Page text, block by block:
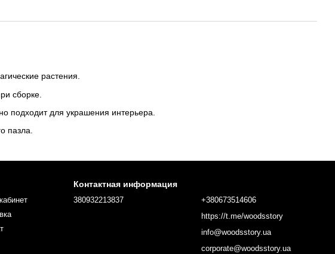
растения.
сборке.
подходит для украшения интерьера.
пазла.
Контактная информация
380932213837
+380673514606
https://t.me/woodsstory
info@woodsstory.ua
corporate@woodsstory.ua